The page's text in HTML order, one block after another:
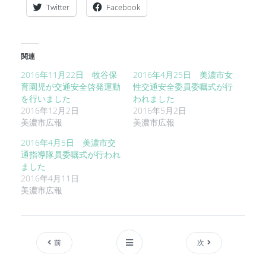
Twitter Facebook
関連
2016年11月22日 牧谷保
育園児が交通安全啓発運動
を行いました
2016年12月2日
美濃市広報
2016年4月25日 美濃市女
性交通安全委員委嘱式が行
われました
2016年5月2日
美濃市広報
2016年4月5日 美濃市交
通指導隊員委嘱式が行われ
ました
2016年4月11日
美濃市広報
前 次